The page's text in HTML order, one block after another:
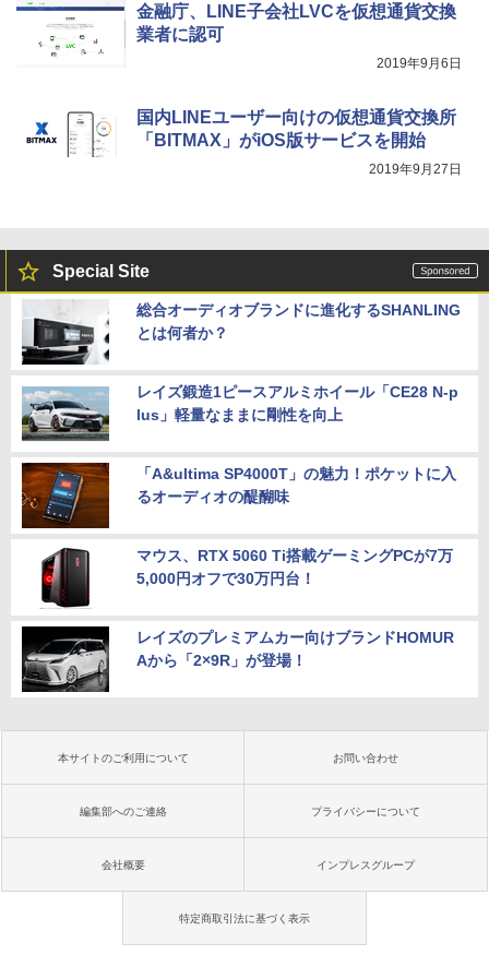
金融庁、LINE子会社LVCを仮想通貨交換
業者に認可
2019年9月6日
国内LINEユーザー向けの仮想通貨交換所
「BITMAX」がiOS版サービスを開始
2019年9月27日
Special Site
総合オーディオブランドに進化するSHANLING
とは何者か？
レイズ鍛造1ピースアルミホイール「CE28 N-p
lus」軽量なままに剛性を向上
「A&ultima SP4000T」の魅力！ポケットに入
るオーディオの醍醐味
マウス、RTX 5060 Ti搭載ゲーミングPCが7万
5,000円オフで30万円台！
レイズのプレミアムカー向けブランドHOMUR
Aから「2×9R」が登場！
本サイトのご利用について お問い合わせ
編集部へのご連絡 プライバシーについて
会社概要 インプレスグループ
特定商取引法に基づく表示